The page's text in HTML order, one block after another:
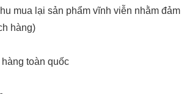
mua lại sản phẩm vĩnh viễn nhằm đảm
hàng)
toàn quốc